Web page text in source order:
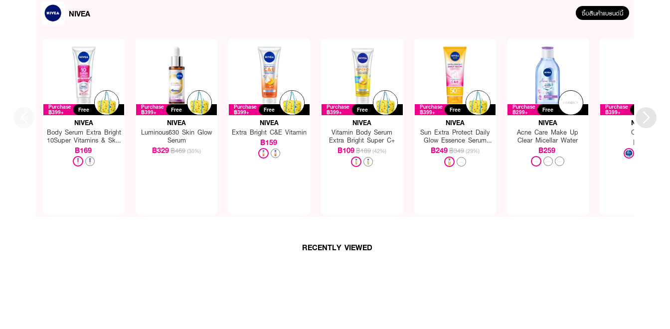
NIVEA ซื้อสินค้าแบรนด์นี้
Purchase
฿399+ Free
NIVEA
Body Serum Extra Bright
10Super Vitamins & Skin
Foods Glow Perfection
฿169
Purchase
฿399+ Free
NIVEA
Luminous630 Skin Glow
Serum
฿329฿469 (30%)
Purchase
฿399+ Free
NIVEA
Extra Bright C&E Vitamin
฿159
Purchase
฿399+ Free
NIVEA
Vitamin Body Serum
Extra Bright Super C+
฿109฿189 (42%)
Purchase
฿399+ Free
NIVEA
Sun Extra Protect Daily
Glow Essence Serum
SPF50 PA+++
฿249฿349 (29%)
Purchase
฿299+ Free
NIVEA
Acne Care Make Up
Clear Micellar Water
฿259
Purchase
฿399+ Free
NIVEA
Cream
฿69
RECENTLY VIEWED